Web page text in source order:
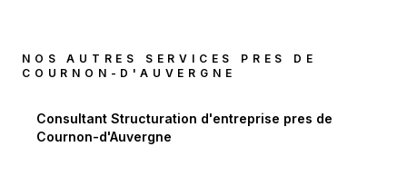
NOS AUTRES SERVICES PRES DE
COURNON-D'AUVERGNE
Consultant Structuration d'entreprise pres de
Cournon-d'Auvergne